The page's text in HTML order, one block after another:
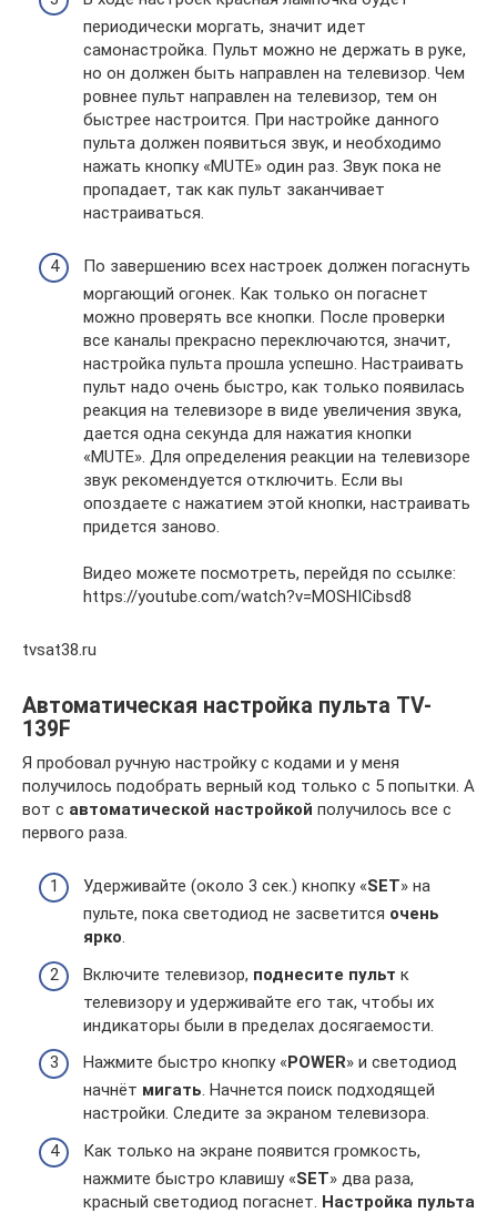
периодически моргать, значит идет
самонастройка. Пульт можно не держать в руке,
но он должен быть направлен на телевизор. Чем
ровнее пульт направлен на телевизор, тем он
быстрее настроится. При настройке данного
пульта должен появиться звук, и необходимо
нажать кнопку «MUTE» один раз. Звук пока не
пропадает, так как пульт заканчивает
настраиваться.
По завершению всех настроек должен погаснуть
моргающий огонек. Как только он погаснет
можно проверять все кнопки. После проверки
все каналы прекрасно переключаются, значит,
настройка пульта прошла успешно. Настраивать
пульт надо очень быстро, как только появилась
реакция на телевизоре в виде увеличения звука,
дается одна секунда для нажатия кнопки
«MUTE». Для определения реакции на телевизоре
звук рекомендуется отключить. Если вы
опоздаете с нажатием этой кнопки, настраивать
придется заново.
Видео можете посмотреть, перейдя по ссылке:
https://youtube.com/watch?v=MOSHICibsd8
tvsat38.ru
Автоматическая настройка пульта TV-
139F
Я пробовал ручную настройку с кодами и у меня
получилось подобрать верный код только с 5 попытки. А
вот с автоматической настройкой получилось все с
первого раза.
Удерживайте (около 3 сек.) кнопку «SET» на
пульте, пока светодиод не засветится очень
ярко.
Включите телевизор, поднесите пульт к
телевизору и удерживайте его так, чтобы их
индикаторы были в пределах досягаемости.
Нажмите быстро кнопку «POWER» и светодиод
начнёт мигать. Начнется поиск подходящей
настройки. Следите за экраном телевизора.
Как только на экране появится громкость,
нажмите быстро клавишу «SET» два раза,
красный светодиод погаснет. Настройка пульта